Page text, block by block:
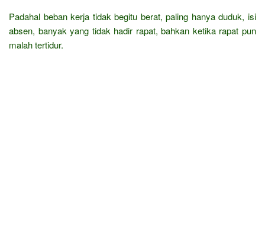
Padahal beban kerja tidak begitu berat, paling hanya duduk, isi
absen, banyak yang tidak hadir rapat, bahkan ketika rapat pun
malah tertidur.